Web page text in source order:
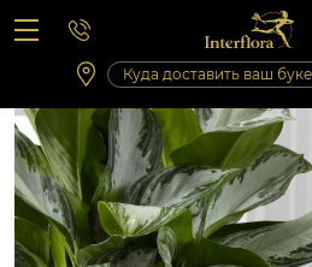
Вопросы-ответы
Сб 10:00 ‐ 14:00
Выходные и праздничные дни